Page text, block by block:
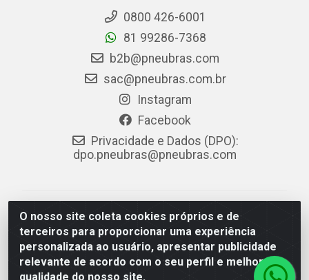
O nosso site coleta cookies próprios e de
terceiros para proporcionar uma experiência
personalizada ao usuário, apresentar publicidade
relevante de acordo com o seu perfil e melhorar a
qualidade do nosso site.
0800 426-6001
81 99286-7368
b2b@pneubras.com
sac@pneubras.com.br
Instagram
Facebook
Privacidade e Dados (DPO):
dpo.pneubras@pneubras.com
PneuBras - Rodovia BR-101, KM 82 - Prazeres,
Jaboatão dos Guararapes/PE - CEP 54.335-000 - CNPJ
08.678.386/0001-05 - Pneubras Comércio de Pneus
Ltda